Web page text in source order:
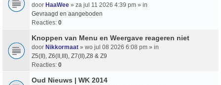
door HaaWee » za jul 11 2026 4:39 pm » in
Gevraagd en aangeboden
Reacties: 0
Knoppen van Menu en Weergave reageren niet
door Nikkormaat » wo jul 08 2026 6:08 pm » in
Z5(II), Z6(II,III), Z7(II),Z8 & Z9
Reacties: 0
Oud Nieuws | WK 2014